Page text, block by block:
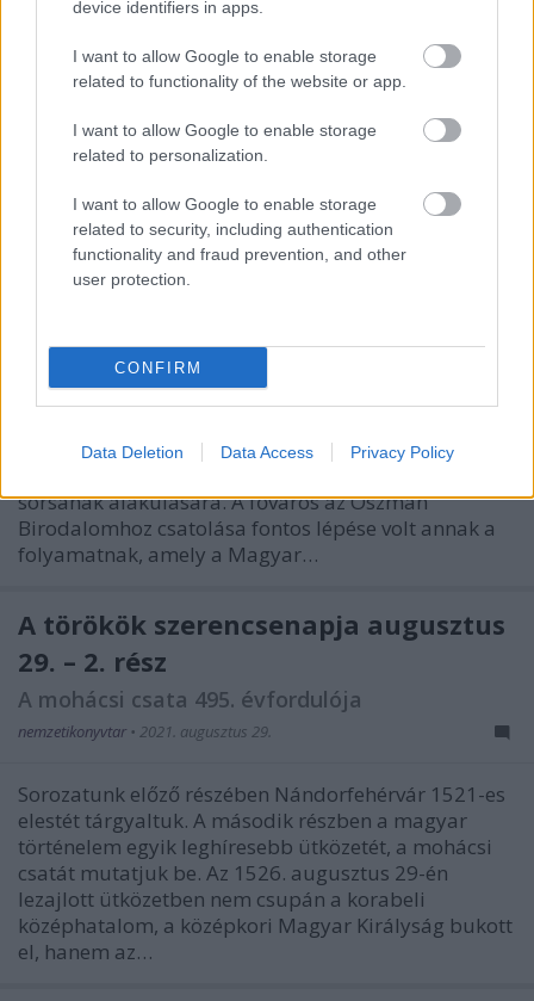
device identifiers in apps.
I want to allow Google to enable storage
related to functionality of the website or app.
I want to allow Google to enable storage
related to personalization.
I want to allow Google to enable storage
related to security, including authentication
functionality and fraud prevention, and other
user protection.
CONFIRM
Data Deletion Data Access Privacy Policy
A törökök szerencsenapja augusztus
29. – 3. rész
480 évvel ezelőtt, 1541-ben szállták meg a
Sorozatunk harmadik részben Buda 1541-es törökök
Nándorfehérvár bevételéhez és a mohácsi csatához
sorsának alakulására. A főváros az Oszmán
Birodalomhoz csatolása fontos lépése volt annak a
folyamatnak, amely a Magyar…
A törökök szerencsenapja augusztus
29. – 2. rész
A mohácsi csata 495. évfordulója
nemzetikonyvtar • 2021. augusztus 29.
Sorozatunk előző részében Nándorfehérvár 1521-es
elestét tárgyaltuk. A második részben a magyar
történelem egyik leghíresebb ütközetét, a mohácsi
csatát mutatjuk be. Az 1526. augusztus 29-én
lezajlott ütközetben nem csupán a korabeli
középhatalom, a középkori Magyar Királyság bukott
el, hanem az…